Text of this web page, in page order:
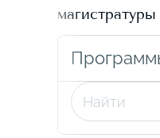
магистратуры